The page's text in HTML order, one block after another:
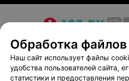
О проекте Новости проекта
Медицинский маркетинг
Пользовательское
Обработка
Наш сайт использует файлы
удобства пользователей сайта,
статистики и предоставления